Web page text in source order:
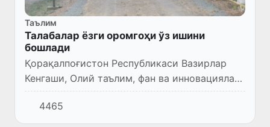
Таълим
Талабалар ёзги оромгоҳи ўз ишини
бошлади
Қорақалпоғистон Республикаси Вазирлар
Кенгаши, Олий таълим, фан ва инновациялар
вазирлиги томонидан Ажиниёз номидаги
Нукус давлат педагогика институтининг
ўқув-дала амалиёти маскан...
4465